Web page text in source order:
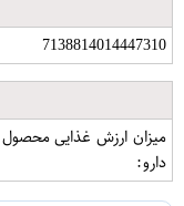
7138814014447310
دارو: